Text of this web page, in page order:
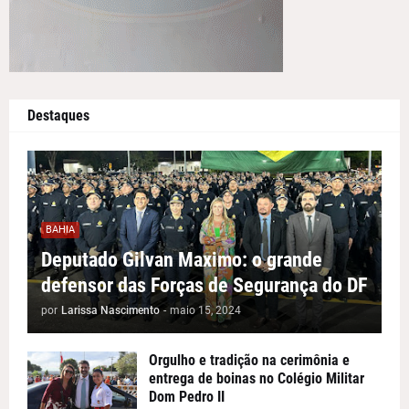
Destaques
BAHIA
Deputado Gilvan Maximo: o grande
defensor das Forças de Segurança do DF
por Larissa Nascimento - maio 15, 2024
Orgulho e tradição na cerimônia e
entrega de boinas no Colégio Militar
Dom Pedro II